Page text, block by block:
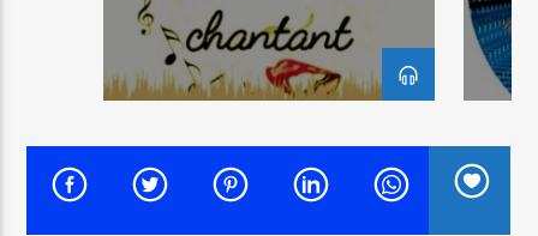
EMISSION EN COURS
00:00 07:00